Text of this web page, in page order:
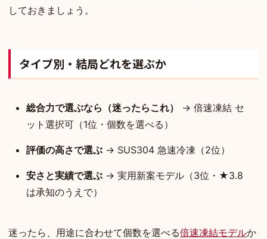
しておきましょう。
タイプ別・結局どれを選ぶか
総合力で選ぶなら（迷ったらこれ）
→ 倍速凍結 セ
ット選択可（1位・個数を選べる）
評価の高さで選ぶ → SUS304 急速冷凍（2位）
安さと実績で選ぶ → 実用新案モデル（3位・★3.8
は承知のうえで）
迷ったら、用途に合わせて個数を選べる倍速凍結モデルか